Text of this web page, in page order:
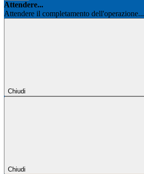
Attendere...
Attendere il completamento dell'operazione...
Chiudi
Chiudi